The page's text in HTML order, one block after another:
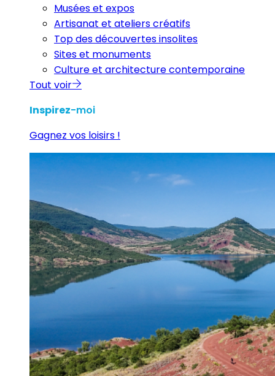
Musées et expos
Artisanat et ateliers créatifs
Top des découvertes insolites
Sites et monuments
Culture et architecture contemporaine
Tout voir
Inspirez-moi
Gagnez vos loisirs !